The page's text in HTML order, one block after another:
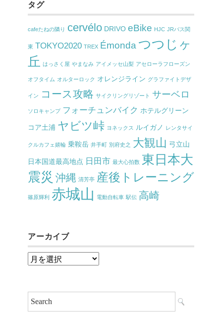
タグ
cafeたねの隣り cervélo DRIVO eBike HJC JRバス関
東 TOKYO2020 TREX Émonda つつじヶ
丘 はっさく屋 やまなみ アイメッセ山梨 アセローラフローズン
オフタイム オルターロック オレンジライン グラファイトデザ
イン コース攻略 サイクリングリゾート サーベロ
ソロキャンプ フォーチュンバイク ホテルグリーン
コア土浦 ヤビツ峠 ヨネックス ルイガノ レンタサイ
クルカフェ嬉輪 乗鞍岳 井手町 別府史之 大観山 弓立山
日本国道最高地点 日田市 最大心拍数 東日本大
震災 沖縄 清芳亭 産後トレーニング
篠原輝利 赤城山 電動自転車 駅伝 高崎
アーカイブ
ア
イ